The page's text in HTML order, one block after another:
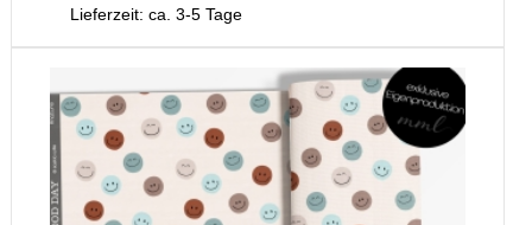
Lieferzeit: ca. 3-5 Tage